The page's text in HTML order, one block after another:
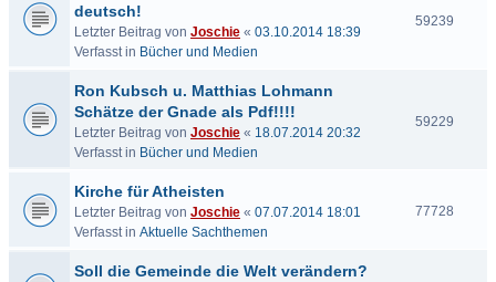
deutsch!
Letzter Beitrag von Joschie « 03.10.2014 18:39
Verfasst in Bücher und Medien
59239
Ron Kubsch u. Matthias Lohmann
Schätze der Gnade als Pdf!!!!
Letzter Beitrag von Joschie « 18.07.2014 20:32
Verfasst in Bücher und Medien
59229
Kirche für Atheisten
Letzter Beitrag von Joschie « 07.07.2014 18:01
Verfasst in Aktuelle Sachthemen
77728
Soll die Gemeinde die Welt verändern?